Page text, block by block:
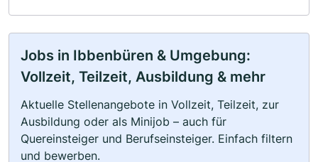
Jobs in Ibbenbüren & Umgebung:
Vollzeit, Teilzeit, Ausbildung & mehr
Aktuelle Stellenangebote in Vollzeit, Teilzeit, zur
Ausbildung oder als Minijob – auch für
Quereinsteiger und Berufseinsteiger. Einfach filtern
und bewerben.